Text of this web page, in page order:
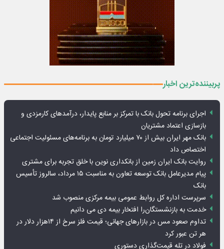
پربیننده‌ترین اخبار
اجرای برنامه تحول بانک با تمرکز بر منابع پایدار، درآمدهای کارمزدی و
بازسازی اعتماد مشتریان
بانک مهر ایران بیش از ۷۰ میلیارد تومان به برنامه‌های مسئولیت اجتماعی
اختصاص داد
روایت بانک ایران زمین از بانکداری نوین با خلق تجربه برای مشتری
پیام مدیرعامل بانک توسعه تعاون به مناسبت ۱۵ مرداد، سالروز تأسیس
بانک
سرپرست اداره کل روابط عمومی بیمه مرکزی منصوب شد
خدمت به بازنشستگان‌را افتخار بیمه دی می دانیم
تداوم صعود مس در بازارهای جهانی؛ قیمت فلز سرخ از ۱۴هزار دلار در
هر تن عبور کرد
فولاد در تله قیمت‌گذاری دستوری